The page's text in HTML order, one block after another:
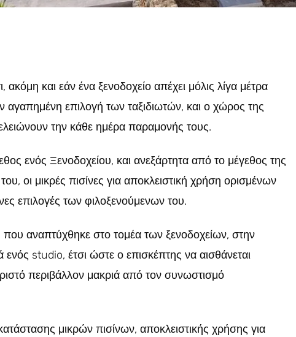
και εάν ένα ξενοδοχείο απέχει μόλις λίγα μέτρα
αγαπημένη επιλογή των ταξιδιωτών, και ο χώρος της
την κάθε ημέρα παραμονής τους.
ενός Ξενοδοχείου, και ανεξάρτητα από το μέγεθος της
οι μικρές πισίνες για αποκλειστική χρήση ορισμένων
επιλογές των φιλοξενούμενων του.
αναπτύχθηκε στο τομέα των ξενοδοχείων, στην
studio, έτσι ώστε ο επισκέπτης να αισθάνεται
περιβάλλον μακριά από τον συνωστισμό
μικρών πισίνων, αποκλειστικής χρήσης για